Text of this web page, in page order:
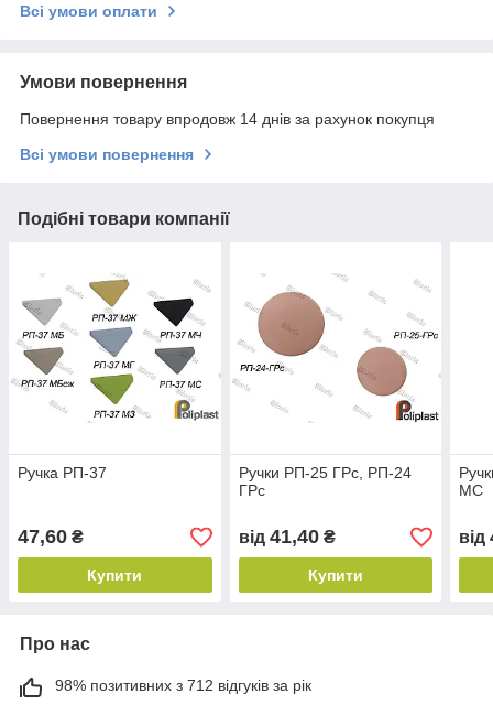
Всі умови оплати
Умови повернення
Повернення товару впродовж 14 днів за рахунок покупця
Всі умови повернення
Подібні товари компанії
Ручка РП-37
47,60 ₴
Купити
Ручки РП-25 ГРс, РП-24
ГРс
від 41,40₴
Купити
МС
від
Про нас
98% позитивних з 712 відгуків за рік